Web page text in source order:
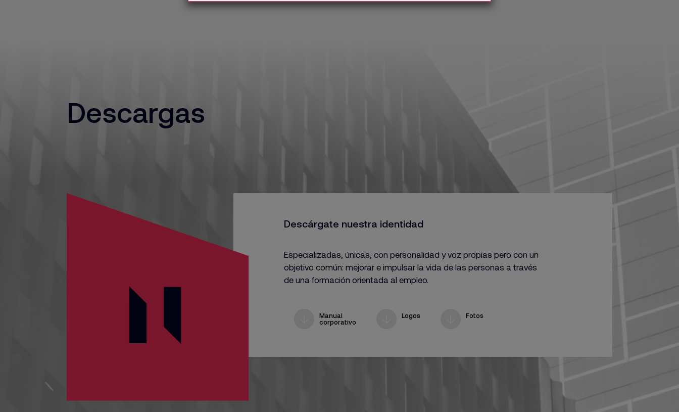
Descargas
Descárgate nuestra identidad
Especializadas, únicas, con personalidad y voz propias pero con un
objetivo común: mejorar e impulsar la vida de las personas a través
de una formación orientada al empleo.
Manual
corporativo
Logos Fotos